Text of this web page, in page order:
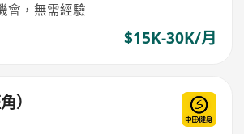
會，無需經驗
$15K-30K/月
）